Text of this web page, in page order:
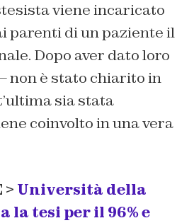
viene incaricato
parenti di un paziente il
Dopo aver dato loro
non è stato chiarito in
sia stata
coinvolto in una vera
> Università della
la tesi per il 96% e